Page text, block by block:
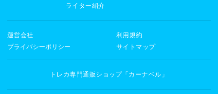
ライター紹介
運営会社
利用規約
プライバシーポリシー
サイトマップ
トレカ専門通販ショップ「カーナベル」